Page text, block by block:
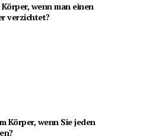
wenn man einen
verzichtet?
Körper, wenn Sie jeden